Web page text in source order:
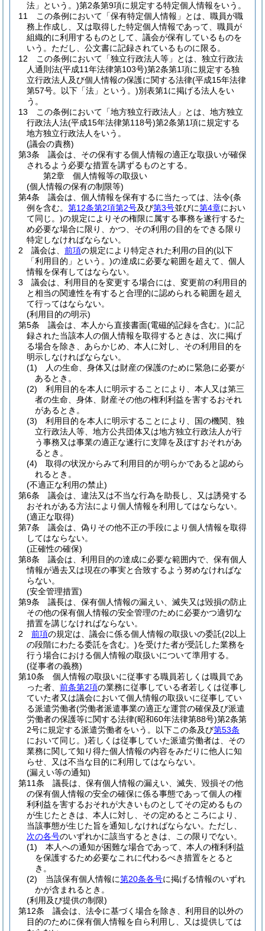
法」という。)第2条第9項に規定する特定個人情報をいう。
11
この条例において「保有特定個人情報」とは、職員が職
務上作成し、又は取得した特定個人情報であって、職員が
組織的に利用するものとして、議会が保有しているものを
いう。 ただし、公文書に記録されているものに限る。
12
この条例において「独立行政法人等」とは、独立行政法
人通則法(平成11年法律第103号)第2条第1項に規定する独
立行政法人及び個人情報の保護に関する法律(平成15年法律
第57号。以下「法」という。)別表第1に掲げる法人をい
う。
13
この条例において「地方独立行政法人」とは、地方独立
行政法人法(平成15年法律第118号)第2条第1項に規定する
地方独立行政法人をいう。
(議会の責務)
第3条
議会は、その保有する個人情報の適正な取扱いが確保
されるよう必要な措置を講ずるものとする。
第2章
個人情報等の取扱い
(個人情報の保有の制限等)
第4条
議会は、個人情報を保有するに当たっては、法令(条
例を含む。 第12条第2項第2号及び第3号並びに第4章におい
て同じ。)の規定によりその権限に属する事務を遂行するた
め必要な場合に限り、かつ、その利用の目的をできる限り
特定しなければならない。
2
議会は、 前項の規定により特定された利用の目的(以下
「利用目的」という。)の達成に必要な範囲を超えて、個人
情報を保有してはならない。
3
議会は、利用目的を変更する場合には、変更前の利用目的
と相当の関連性を有すると合理的に認められる範囲を超え
て行ってはならない。
(利用目的の明示)
第5条
議会は、本人から直接書面(電磁的記録を含む。)に記
録された当該本人の個人情報を取得するときは、次に掲げ
る場合を除き、あらかじめ、本人に対し、その利用目的を
明示しなければならない。
(1)
人の生命、身体又は財産の保護のために緊急に必要が
あるとき。
(2)
利用目的を本人に明示することにより、本人又は第三
者の生命、身体、財産その他の権利利益を害するおそれ
があるとき。
(3)
利用目的を本人に明示することにより、国の機関、独
立行政法人等、地方公共団体又は地方独立行政法人が行
う事務又は事業の適正な遂行に支障を及ぼすおそれがあ
るとき。
(4)
取得の状況からみて利用目的が明らかであると認めら
れるとき。
(不適正な利用の禁止)
第6条
議会は、違法又は不当な行為を助長し、又は誘発する
おそれがある方法により個人情報を利用してはならない。
(適正な取得)
第7条
議会は、偽りその他不正の手段により個人情報を取得
してはならない。
(正確性の確保)
第8条
議会は、利用目的の達成に必要な範囲内で、保有個人
情報が過去又は現在の事実と合致するよう努めなければな
らない。
(安全管理措置)
第9条
議長は、保有個人情報の漏えい、滅失又は毀損の防止
その他の保有個人情報の安全管理のために必要かつ適切な
措置を講じなければならない。
2
前項の規定は、議会に係る個人情報の取扱いの委託(2以上
の段階にわたる委託を含む。)を受けた者が受託した業務を
行う場合における個人情報の取扱いについて準用する。
(従事者の義務)
第10条
個人情報の取扱いに従事する職員若しくは職員であ
った者、 前条第2項の業務に従事している者若しくは従事し
ていた者又は議会において個人情報の取扱いに従事してい
る派遣労働者(労働者派遣事業の適正な運営の確保及び派遣
労働者の保護等に関する法律(昭和60年法律第88号)第2条第
2号に規定する派遣労働者をいう。以下この条及び第53条
において同じ。)若しくは従事していた派遣労働者は、その
業務に関して知り得た個人情報の内容をみだりに他人に知
らせ、又は不当な目的に利用してはならない。
(漏えい等の通知)
第11条
議長は、保有個人情報の漏えい、滅失、毀損その他
の保有個人情報の安全の確保に係る事態であって個人の権
利利益を害するおそれが大きいものとしてその定めるもの
が生じたときは、本人に対し、その定めるところにより、
当該事態が生じた旨を通知しなければならない。 ただし、
次の各号のいずれかに該当するときは、この限りでない。
(1)
本人への通知が困難な場合であって、本人の権利利益
を保護するため必要なこれに代わるべき措置をとると
き。
(2)
当該保有個人情報に第20条各号に掲げる情報のいずれ
かが含まれるとき。
(利用及び提供の制限)
第12条
議会は、法令に基づく場合を除き、利用目的以外の
目的のために保有個人情報を自ら利用し、又は提供しては